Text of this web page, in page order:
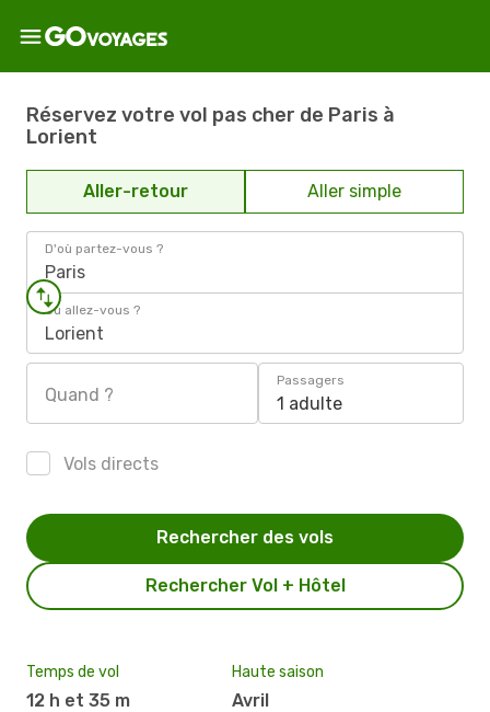
Réservez votre vol pas cher de Paris à
Lorient
Aller-retour Aller simple
D'où partez-vous ?
Paris
Où allez-vous ?
Lorient
Quand ?
Passagers
1 adulte
Vols directs
Rechercher Vol + Hôtel
Rechercher des vols
Temps de vol
12 h et 35 m
Haute saison
avril